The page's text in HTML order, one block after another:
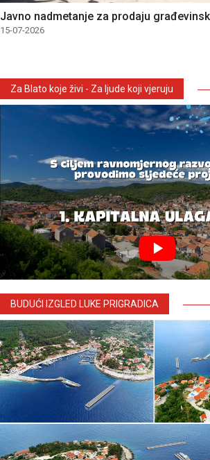
Javno nadmetanje za prodaju
15-07-2026
Za Blato koje živi - Za ljude koji vjeruju
BUDUĆI IZGLED LUKE PRIGRADICA